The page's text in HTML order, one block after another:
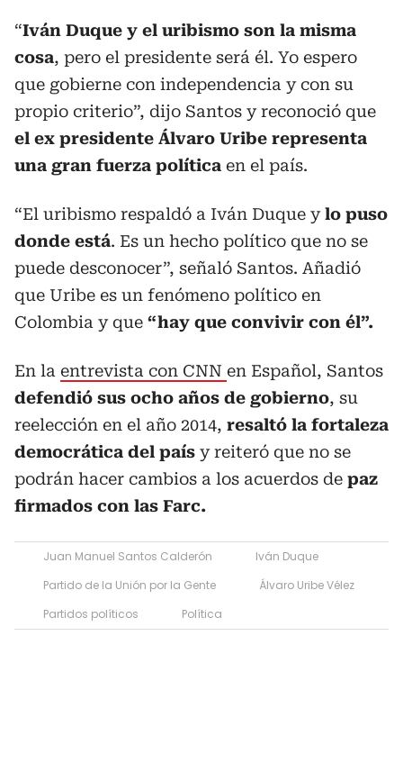
“Iván Duque y el uribismo son la misma
cosa, pero el presidente será él. Yo espero
que gobierne con independencia y con su
propio criterio”, dijo Santos y reconoció que
el ex presidente Álvaro Uribe representa
una gran fuerza política en el país.
“El uribismo respaldó a Iván Duque ylo puso
donde está. Es un hecho político que no se
puede desconocer”, señaló Santos. Añadió
que Uribe es un fenómeno político en
Colombia y que “hay que convivir con él”.
En la entrevista con CNN en Español, Santos
defendió sus ocho años de gobierno, su
reelección en el año 2014, resaltó la fortaleza
democrática del país y reiteró que no se
podrán hacer cambios a los acuerdos de paz
firmados con las Farc.
Juan Manuel Santos Calderón
Iván Duque
Partido de la Unión por la Gente
Álvaro Uribe Vélez
Partidos políticos
Política